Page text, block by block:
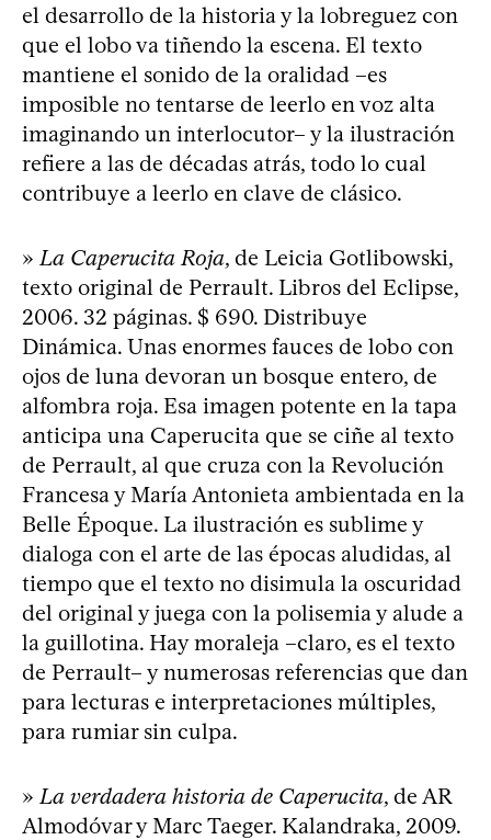
el desarrollo de la historia y la lobreguez con
que el lobo va tiñendo la escena. El texto
mantiene el sonido de la oralidad –es
imposible no tentarse de leerlo en voz alta
imaginando un interlocutor– y la ilustración
refiere a las de décadas atrás, todo lo cual
contribuye a leerlo en clave de clásico.
» La Caperucita Roja, de Leicia Gotlibowski,
texto original de Perrault. Libros del Eclipse,
2006. 32 páginas. $ 690. Distribuye
Dinámica. Unas enormes fauces de lobo con
ojos de luna devoran un bosque entero, de
alfombra roja. Esa imagen potente en la tapa
anticipa una Caperucita que se ciñe al texto
de Perrault, al que cruza con la Revolución
Francesa y María Antonieta ambientada en la
Belle Époque. La ilustración es sublime y
dialoga con el arte de las épocas aludidas, al
tiempo que el texto no disimula la oscuridad
del original y juega con la polisemia y alude a
la guillotina. Hay moraleja –claro, es el texto
de Perrault– y numerosas referencias que dan
para lecturas e interpretaciones múltiples,
para rumiar sin culpa.
» La verdadera historia de Caperucita, de AR
Almodóvar y Marc Taeger. Kalandraka, 2009.